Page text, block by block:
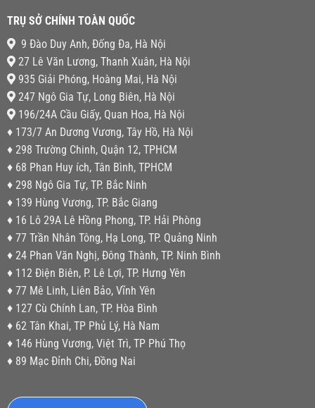
TRỤ SỞ CHÍNH TOÀN QUỐC
9 Đào Duy Anh, Đống Đa, Hà Nội
27 Lê Văn Lương, Thanh Xuân, Hà Nội
935 Giải Phóng, Hoàng Mai, Hà Nội
247 Ngô Gia Tự, Long Biên, Hà Nội
196/24A Cầu Giấy, Quan Hoa, Hà Nội
♦ 173/7 An Dương Vương, Tây Hồ, Hà Nội
♦ 298 Trường Chinh, Quận 12, TPHCM
♦ 68 Phan Huy ích, Tân Bình, TPHCM
♦ 298 Ngô Gia Tự, TP. Bắc Ninh
♦ 139 Hùng Vương, TP. Bắc Giang
♦ 16 Lô 29A Lê Hồng Phong, TP. Hải Phòng
♦ 77 Trần Nhân Tông, Hạ Long, TP. Quảng Ninh
♦ 24 Phan Văn Nghị, Đông Thành, TP. Ninh Bình
♦ 112 Điện Biên, P. Lê Lợi, TP. Hưng Yên
♦ 77 Mê Linh, Liên Bảo, Vĩnh Yên
♦ 127 Cù Chính Lan, TP. Hòa Bình
♦ 62 Tân Khai, TP Phủ Lý, Hà Nam
♦ 146 Hùng Vương, Việt Trì, TP Phú Thọ
♦ 89 Mạc Đỉnh Chi, Đồng Nai